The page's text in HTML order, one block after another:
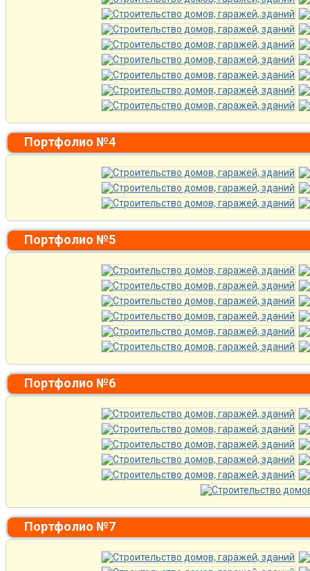
Портфолио №4
Портфолио №5
Портфолио №6
Портфолио №7